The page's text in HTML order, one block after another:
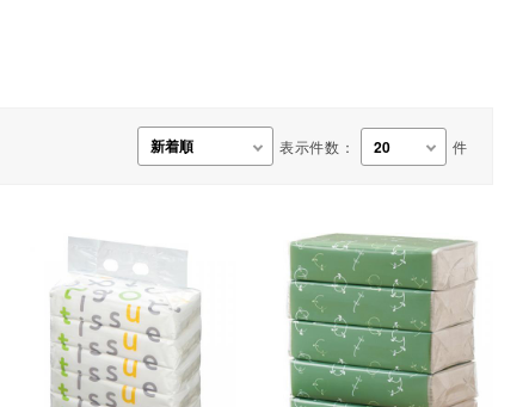
表示件数： 件